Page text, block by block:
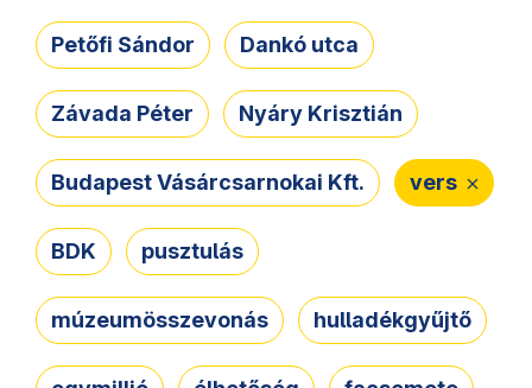
Petőfi Sándor Dankó utca
Závada Péter Nyáry Krisztián
Budapest Vásárcsarnokai Kft. vers
BDK pusztulás
múzeumösszevonás hulladékgyűjtő